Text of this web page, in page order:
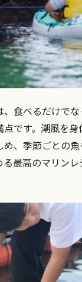
、食べるだけで
です。潮風を
、季節ごとの
る最高のマリン